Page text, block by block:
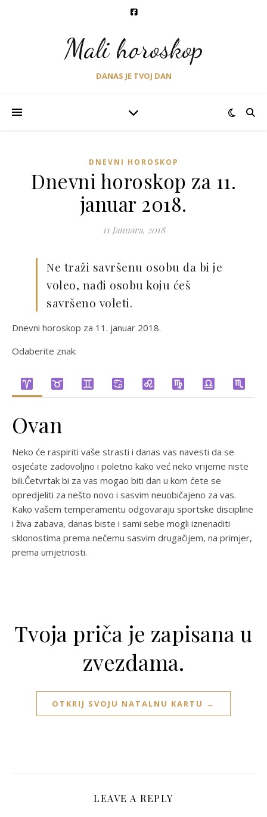
Mali horoskop
DANAS JE TVOJ DAN
DNEVNI HOROSKOP
Dnevni horoskop za 11.
januar 2018.
11 Januara, 2018
Ne traži savršenu osobu da bi je
voleo, nađi osobu koju ćeš
savršeno voleti.
Dnevni horoskop za 11. januar 2018.
Odaberite znak:
Ovan
Neko će raspiriti vaše strasti i danas vas navesti da se
osjećate zadovoljno i poletno kako već neko vrijeme niste
bili.Četvrtak bi za vas mogao biti dan u kom ćete se
opredjeliti za nešto novo i sasvim neuobičajeno za vas.
Kako vašem temperamentu odgovaraju sportske discipline
i živa zabava, danas biste i sami sebe mogli iznenaditi
sklonostima prema nečemu sasvim drugačijem, na primjer,
prema umjetnosti.
Tvoja priča je zapisana u
zvezdama.
OTKRIJ SVOJU NATALNU KARTU →
LEAVE A REPLY